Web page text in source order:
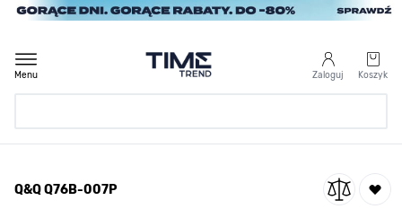
Przejdź do treści
Zaloguj Koszyk
Menu
/ Q&Q Q76B-007P
Q&Q Q76B-007P